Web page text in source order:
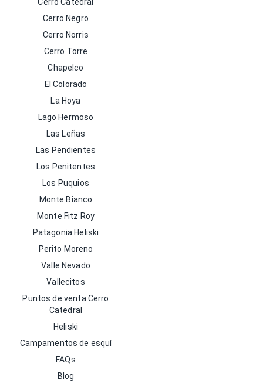
Cerro Negro
Cerro Norris
Cerro Torre
Chapelco
El Colorado
La Hoya
Lago Hermoso
Las Leñas
Las Pendientes
Los Penitentes
Los Puquios
Monte Bianco
Monte Fitz Roy
Patagonia Heliski
Perito Moreno
Valle Nevado
Vallecitos
Puntos de venta Cerro
Catedral
Heliski
Campamentos de esquí
FAQs
Blog